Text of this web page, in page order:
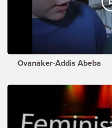
Ovanåker-Addis Abeba